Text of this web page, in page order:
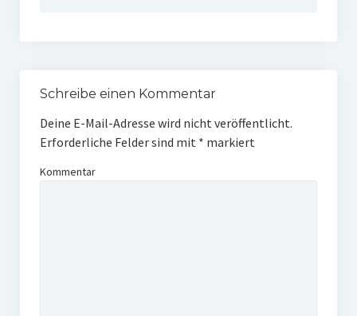
Schreibe einen Kommentar
Deine E-Mail-Adresse wird nicht veröffentlicht.
Erforderliche Felder sind mit * markiert
Kommentar